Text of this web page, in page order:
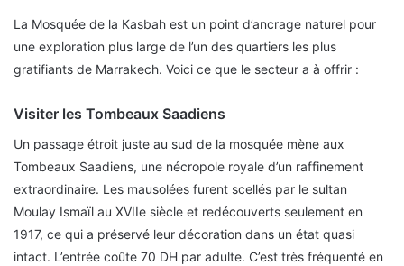
La Mosquée de la Kasbah est un point d’ancrage naturel pour
une exploration plus large de l’un des quartiers les plus
gratifiants de Marrakech. Voici ce que le secteur a à offrir :
Visiter les Tombeaux Saadiens
Un passage étroit juste au sud de la mosquée mène aux
Tombeaux Saadiens, une nécropole royale d’un raffinement
extraordinaire. Les mausolées furent scellés par le sultan
Moulay Ismaïl au XVIIe siècle et redécouverts seulement en
1917, ce qui a préservé leur décoration dans un état quasi
intact. L’entrée coûte 70 DH par adulte. C’est très fréquenté en